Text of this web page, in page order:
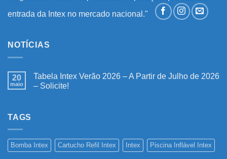
entrada da Intex no mercado nacional."
NOTÍCIAS
20
maio
Tabela Intex Verão 2026 – A Partir de Julho de 2026
– Solicite!
–
A
TAGS
Bomba Intex Cartucho Refil Intex Intex Piscina Inflável Intex